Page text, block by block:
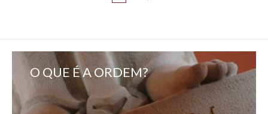
O QUE É A ORDEM?